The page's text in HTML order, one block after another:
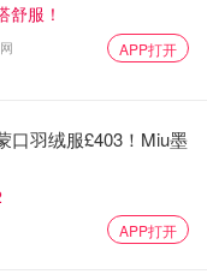
舒服！
APP打开
口羽绒服£403！Miu墨
APP打开